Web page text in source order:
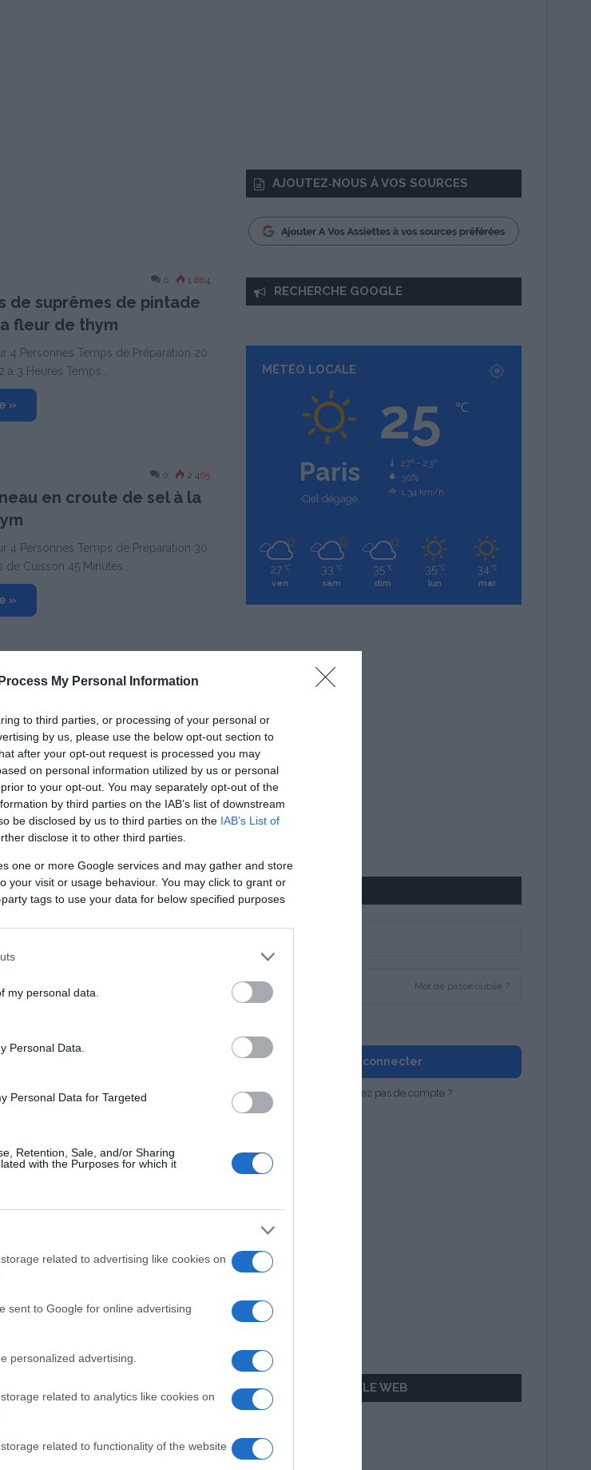
My Personal Information
to third parties, or processing of your personal or
by us, please use the below opt-out section to
after your opt-out request is processed you may
on personal information utilized by us or personal
to your opt-out. You may separately opt-out of the
by third parties on the IAB’s list of downstream
be disclosed by us to third parties on the IAB’s List of
disclose it to other third parties.
one or more Google services and may gather and store
your visit or usage behaviour. You may click to grant or
tags to use your data for below specified purposes
my personal data.
Personal Data.
Personal Data for Targeted
Retention, Sale, and/or Sharing
with the Purposes for which it
related to advertising like cookies on
sent to Google for online advertising
personalized advertising.
related to analytics like cookies on
related to functionality of the website
0 1 884
de suprêmes de pintade
fleur de thym
4 Personnes Temps de Préparation 20
à 3 Heures Temps…
»
0 2 465
en croute de sel à la
4 Personnes Temps de Préparation 30
Cuisson 45 Minutes…
»
de Veau au Parmesan
4 Personnes Temps de Préparation 10
Cuisson 10 Minutes …
»
AJOUTEZ‑NOUS À VOS SOURCES
RECHERCHE GOOGLE
MÉTÉO LOCALE
Paris
Ciel dégagé
25 ℃
27º - 23º
30%
1.34 km/h
27 ℃
ven
33 ℃
sam
35 ℃
dim
35 ℃
lun
34 ℃
mar
CONNEXION
Mot de passe oublié ?
Se connecter
Vous n'avez pas de compte ?
AILLEURS SUR LE WEB